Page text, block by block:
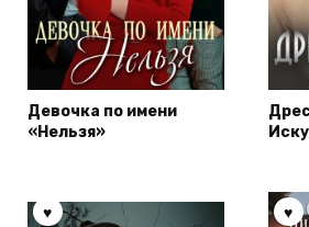
Девочка по имени
«Нельзя»